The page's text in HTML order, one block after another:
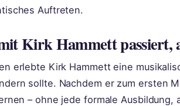
Auftreten.
Kirk Hammett passiert,
erlebte Kirk Hammett eine
sollte. Nachdem er zum ersten
– ohne jede formale